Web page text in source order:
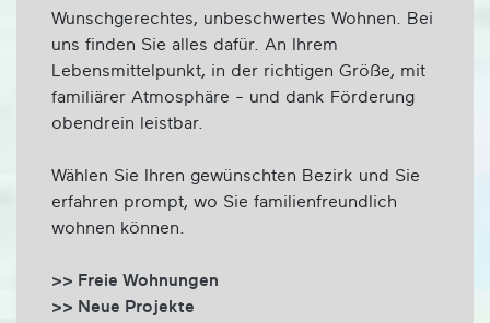
Wunschgerechtes, unbeschwertes Wohnen. Bei
uns finden Sie alles dafür. An Ihrem
Lebensmittelpunkt, in der richtigen Größe, mit
familiärer Atmosphäre - und dank Förderung
obendrein leistbar.
Wählen Sie Ihren gewünschten Bezirk und Sie
erfahren prompt, wo Sie familienfreundlich
wohnen können.
>> Freie Wohnungen
>> Neue Projekte